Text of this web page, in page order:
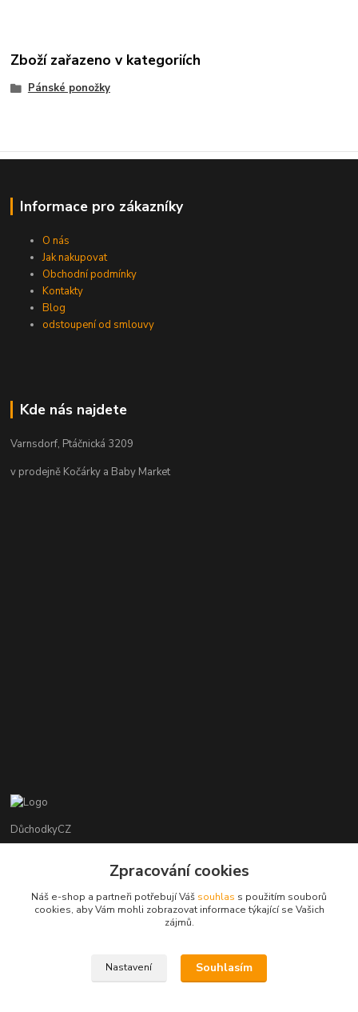
Zboží zařazeno v kategoriích
Pánské ponožky
Informace pro zákazníky
O nás
Jak nakupovat
Obchodní podmínky
Kontakty
Blog
odstoupení od smlouvy
Kde nás najdete
Varnsdorf, Ptáčnická 3209
v prodejně Kočárky a Baby Market
DůchodkyCZ
+420 412384749
objednavky@duchodky.cz
Zpracování cookies
Náš e-shop a partneři potřebují Váš souhlas s použitím souborů
cookies, aby Vám mohli zobrazovat informace týkající se Vašich
zájmů.
Nastavení Souhlasím